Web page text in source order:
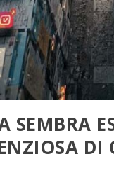
SEMBRA
DI